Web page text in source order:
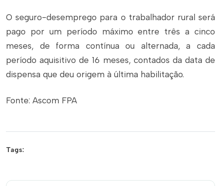
O seguro-desemprego para o trabalhador rural será
pago por um período máximo entre três a cinco
meses, de forma contínua ou alternada, a cada
período aquisitivo de 16 meses, contados da data de
dispensa que deu origem à última habilitação.
Fonte: Ascom FPA
Tags: